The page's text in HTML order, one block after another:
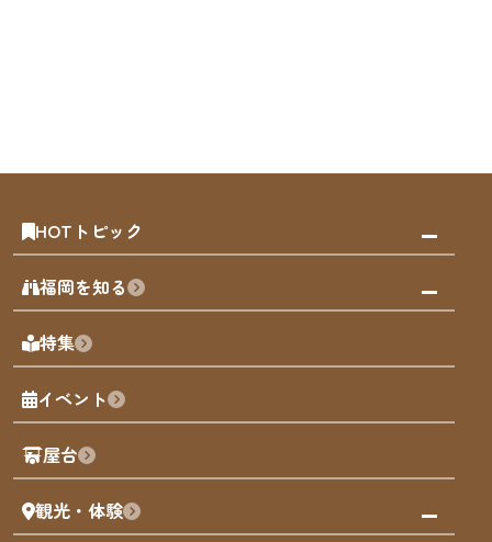
HOTトピック
みんなの旅行記
天神エリア
博多旧市街
福岡城
歴史・文化
福岡を知る
福岡の見どころ
福岡の魅力
観光カレンダー
観光PR動画
まち歩き
福岡グルメ
特集
イベント
屋台
観光・体験